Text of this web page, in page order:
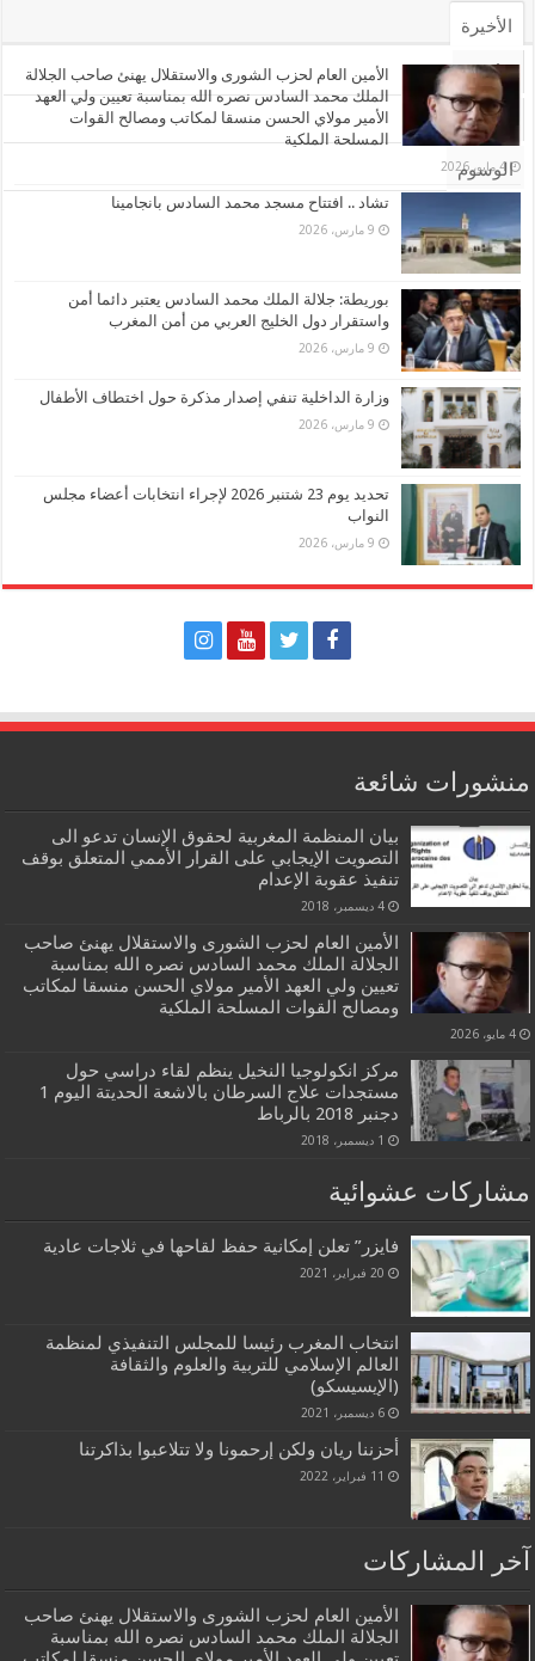
الأخيرة
الأشهر
تعليقات
الوسوم
الأمين العام لحزب الشورى والاستقلال يهنئ صاحب الجلالة
الملك محمد السادس نصره الله بمناسبة تعيين ولي العهد
الأمير مولاي الحسن منسقا لمكاتب ومصالح القوات
المسلحة الملكية
4 مايو، 2026
تشاد .. افتتاح مسجد محمد السادس بانجامينا
9 مارس، 2026
بوريطة: جلالة الملك محمد السادس يعتبر دائما أمن
واستقرار دول الخليج العربي من أمن المغرب
9 مارس، 2026
وزارة الداخلية تنفي إصدار مذكرة حول اختطاف الأطفال
9 مارس، 2026
تحديد يوم 23 شتنبر 2026 لإجراء انتخابات أعضاء مجلس
النواب
9 مارس، 2026
منشورات شائعة
بيان المنظمة المغربية لحقوق الإنسان تدعو الى
التصويت الإيجابي على القرار الأممي المتعلق بوقف
تنفيذ عقوبة الإعدام
4 ديسمبر، 2018
الأمين العام لحزب الشورى والاستقلال يهنئ صاحب
الجلالة الملك محمد السادس نصره الله بمناسبة
تعيين ولي العهد الأمير مولاي الحسن منسقا لمكاتب
ومصالح القوات المسلحة الملكية
4 مايو، 2026
مركز انكولوجيا النخيل ينظم لقاء دراسي حول
مستجدات علاج السرطان بالاشعة الحديتة اليوم 1
دجنبر 2018 بالرباط
1 ديسمبر، 2018
مشاركات عشوائية
فايزر” تعلن إمكانية حفظ لقاحها في ثلاجات عادية
20 فبراير، 2021
انتخاب المغرب رئيسا للمجلس التنفيذي لمنظمة
العالم الإسلامي للتربية والعلوم والثقافة
(الإيسيسكو)
6 ديسمبر، 2021
أحزننا ريان ولكن إرحمونا ولا تتلاعبوا بذاكرتنا
11 فبراير، 2022
آخر المشاركات
الأمين العام لحزب الشورى والاستقلال يهنئ صاحب
الجلالة الملك محمد السادس نصره الله بمناسبة